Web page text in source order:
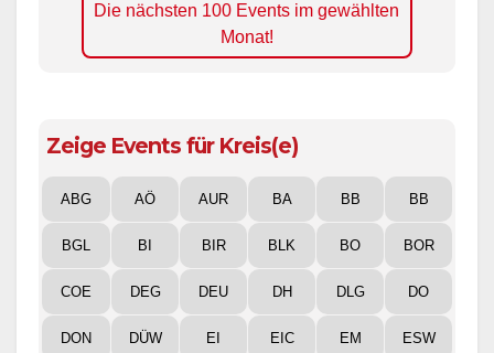
Die nächsten 100 Events im gewählten
Monat!
Zeige Events für Kreis(e)
ABG AÖ AUR BA BB BB
BGL BI BIR BLK BO BOR
COE DEG DEU DH DLG DO
DON DÜW EI EIC EM ESW